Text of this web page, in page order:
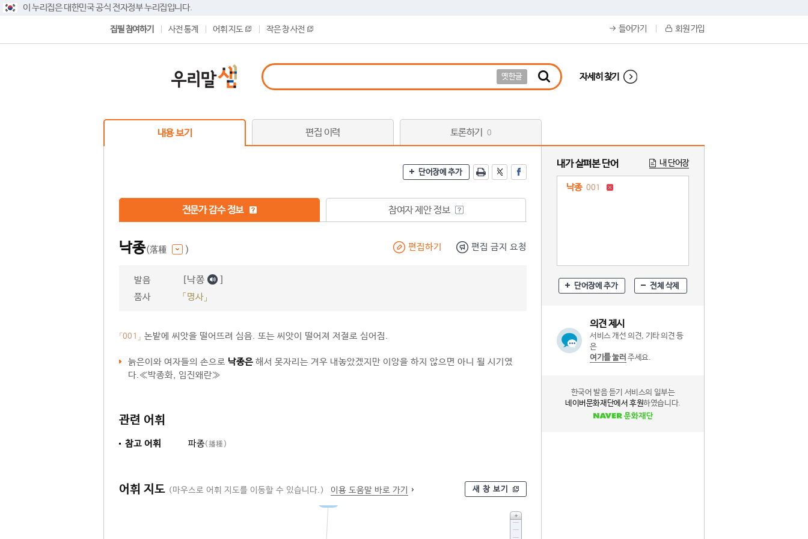
이 누리집은 대한민국 공식 전자정부 누리집입니다.
집필 참여하기 사전 통계 어휘 지도 작은 창 사전 들어가기 회원 가입
옛한글 자세히 찾기
내용 보기 편집 이력 토론하기 0
단어장에 추가
전문가 감수 정보 참여자 제안 정보
낙종(落種 ) 편집하기 편집 금지 요청
발음 [낙쫑 ]
품사 「명사」
「001」 논밭에 씨앗을 떨어뜨려 심음. 또는 씨앗이 떨어져 저절로 심어짐.
늙은이와 여자들의 손으로 낙종은 해서 못자리는 겨우 내놓았겠지만 이앙을 하지 않으면 아니 될 시기였
다.≪박종화, 임진왜란≫
관련 어휘
참고 어휘 파종(播種)
어휘 지도 (마우스로 어휘 지도를 이동할 수 있습니다.) 이용 도움말 바로 가기 새 창 보기
내가 살펴본 단어 내 단어장
낙종 001
단어장에 추가 전체 삭제
의견 제시
서비스 개선 의견, 기타 의견 등
은
여기를 눌러 주세요.
한국어 발음 듣기 서비스의 일부는
네이버문화재단에서 후원하였습니다.